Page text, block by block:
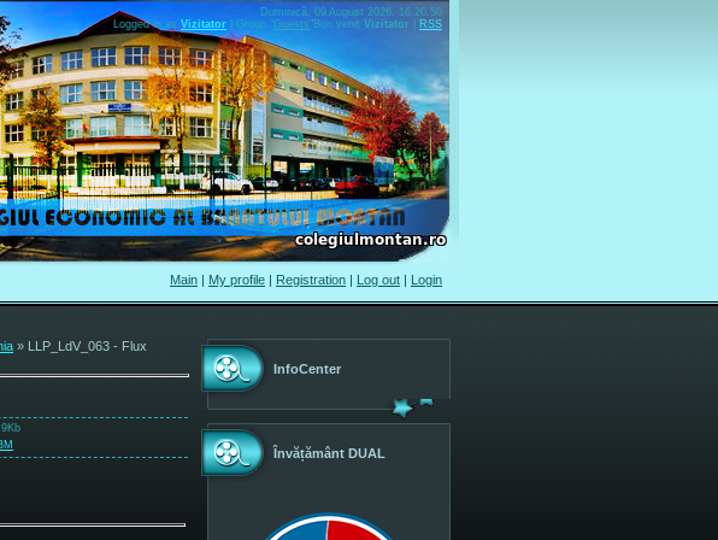
Duminică, 09 August 2026, 16.20.50
Logged in as Vizitator Group "Guests" Bun venit Vizitator RSS
Main | My profile | Registration | Log out | Login
» LLP_LdV_063 - Flux
InfoCenter
Învățământ DUAL